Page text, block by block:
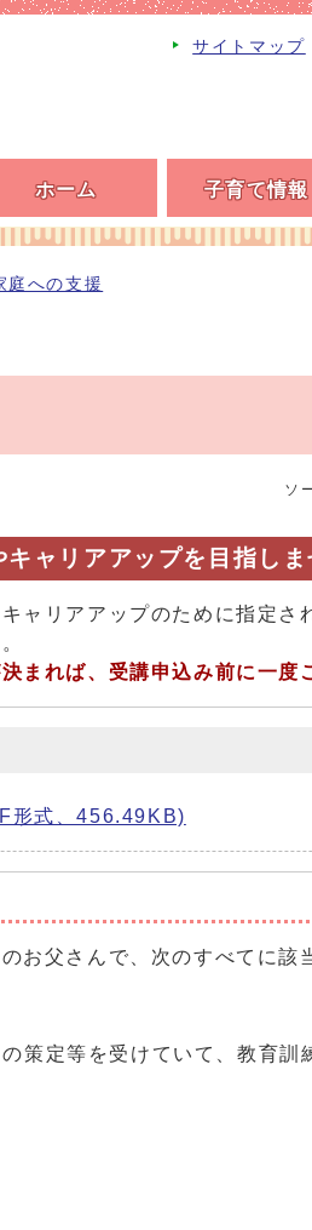
サイトマップ
ホーム 子育て情報
庭への支援
ソ
ャリアアップを目指しま
ャリアアップのために指定
まれば、受講申込み前に一度
形式、456.49KB)
お父さんで、次のすべてに該
策定等を受けていて、教育